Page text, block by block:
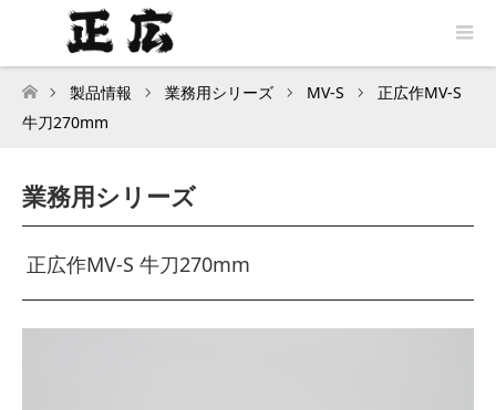
トップページ
製品情報 業務用シリーズ MV-S
正広作MV-S
牛刀270mm
業務用シリーズ
正広作MV-S 牛刀270mm